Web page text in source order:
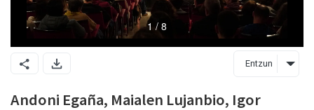
Entzun
Andoni Egaña, Maialen Lujanbio, Igor